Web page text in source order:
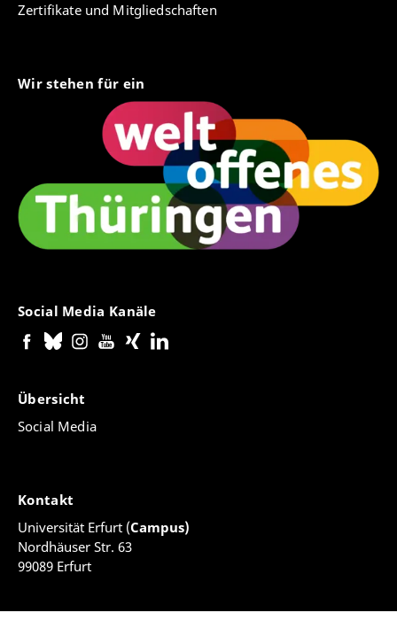
Zertifikate und Mitgliedschaften
Wir stehen für ein
Social Media Kanäle
Übersicht
Social Media
Kontakt
Universität Erfurt (Campus)
Nordhäuser Str. 63
99089 Erfurt